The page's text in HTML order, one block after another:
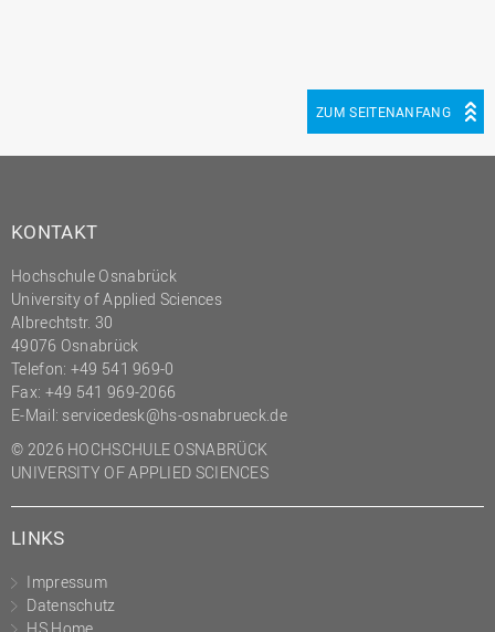
ZUM SEITENANFANG
KONTAKT
Hochschule Osnabrück
University of Applied Sciences
Albrechtstr. 30
49076 Osnabrück
Telefon: +49 541 969-0
Fax: +49 541 969-2066
E-Mail: servicedesk@hs-osnabrueck.de
© 2026 HOCHSCHULE OSNABRÜCK
UNIVERSITY OF APPLIED SCIENCES
LINKS
Impressum
Datenschutz